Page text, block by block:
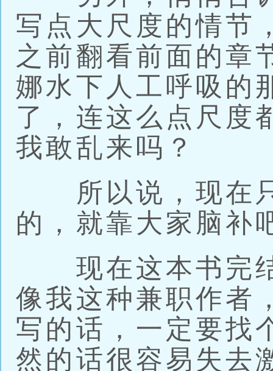
写点大尺度的情节
之前翻看前面的章
娜水下人工呼吸的
了，连这么点尺度
我敢乱来吗？
所以说，现在只
的，就靠大家脑
现在这本书完结
像我这种兼职作者
写的话，一定要找
然的话很容易失去